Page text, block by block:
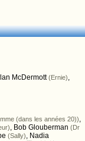
McDermott (Ernie),
(dans les années 20)),
, Bob Glouberman (Dr
(Sally), Nadia